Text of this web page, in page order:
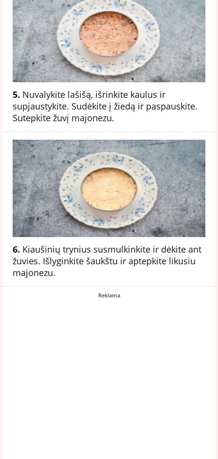
5. Nuvalykite lašišą, išrinkite kaulus ir
supjaustykite. Sudėkite į žiedą ir paspauskite.
Sutepkite žuvį majonezu.
6. Kiaušinių trynius susmulkinkite ir dėkite ant
žuvies. Išlyginkite šaukštu ir aptepkite likusiu
majonezu.
Reklama